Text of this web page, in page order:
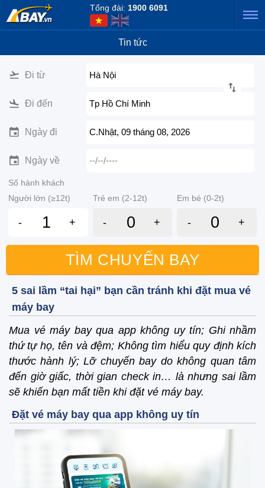
Tổng đài: 1900 6091
Tin tức
Đi từ Hà Nội
Đi đến Tp Hồ Chí Minh
Ngày đi C.Nhật, 09 tháng 08, 2026
Ngày về --/--/----
Số hành khách
Người lớn (≥12t)
Trẻ em (2-12t) Em bé (0-2t)
- + - + - +
TÌM CHUYẾN BAY
5 sai lầm “tai hại” bạn cần tránh khi đặt mua vé
máy bay
Mua vé máy bay qua app không uy tín; Ghi nhầm
thứ tự họ, tên và đệm; Không tìm hiểu quy định kích
thước hành lý; Lỡ chuyến bay do không quan tâm
đến giờ giấc, thời gian check in… là nhưng sai lầm
sẽ khiến bạn mất tiền khi đặt vé máy bay.
Đặt vé máy bay qua app không uy tín